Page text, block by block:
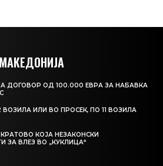
МАКЕДОНИЈА
ДОГОВОР ОД 100.000 ЕВРА ЗА НАБАВКА
ИЛИ ВО ПРОСЕК, ПО 11 ВОЗИЛА
КОЈА НЕЗАКОНСКИ
ЗА ВЛЕЗ ВО „КУКЛИЦА“